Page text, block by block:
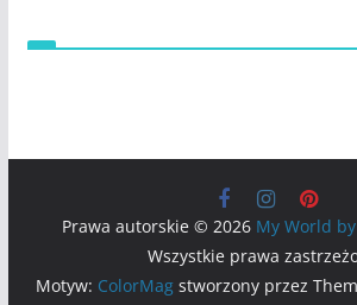
Prawa autorskie © 2026 My World
Wszystkie prawa
Motyw: ColorMag stworzony przez